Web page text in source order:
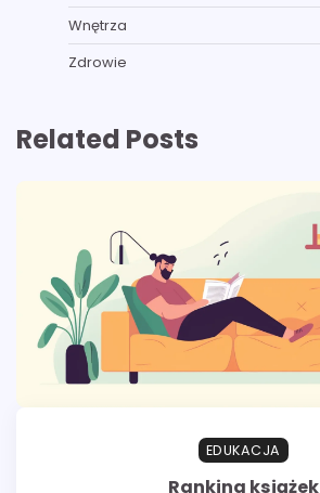
Wnętrza
Zdrowie
Related Posts
EDUKACJA
Ranking książek